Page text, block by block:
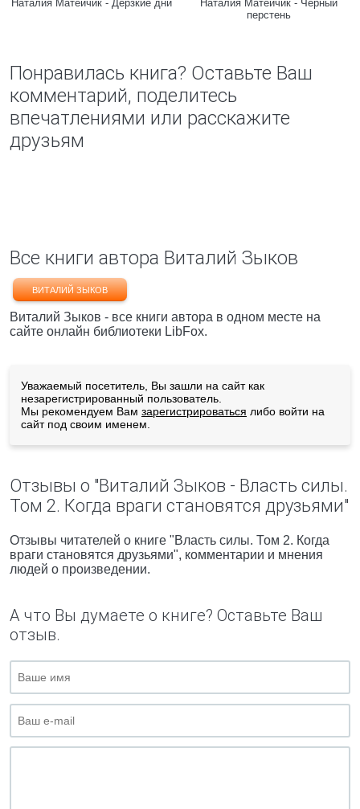
Наталия Матейчик - Дерзкие дни
Наталия Матейчик - Черный
перстень
Понравилась книга? Оставьте Ваш
комментарий, поделитесь
впечатлениями или расскажите
друзьям
Все книги автора Виталий Зыков
ВИТАЛИЙ ЗЫКОВ
Виталий Зыков - все книги автора в одном месте на
сайте онлайн библиотеки LibFox.
Уважаемый посетитель, Вы зашли на сайт как
незарегистрированный пользователь.
Мы рекомендуем Вам зарегистрироваться либо войти на
сайт под своим именем.
Отзывы о "Виталий Зыков - Власть силы.
Том 2. Когда враги становятся друзьями"
Отзывы читателей о книге "Власть силы. Том 2. Когда
враги становятся друзьями", комментарии и мнения
людей о произведении.
А что Вы думаете о книге? Оставьте Ваш
отзыв.